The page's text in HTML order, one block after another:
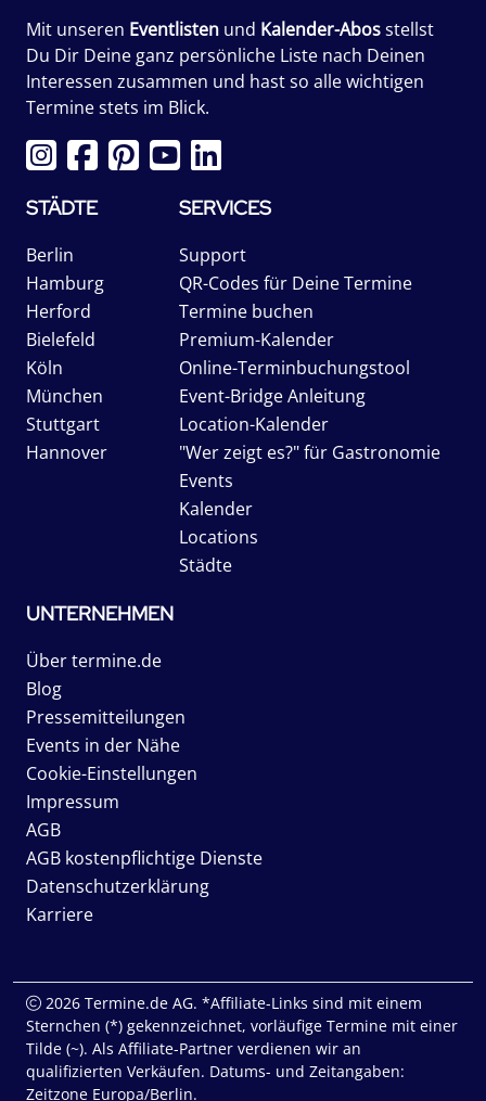
Mit unseren Eventlisten und Kalender-Abosstellst
Du Dir Deine ganz persönliche Liste nach Deinen
Interessen zusammen und hast so alle wichtigen
Termine stets im Blick.
STÄDTE
Berlin
Hamburg
Herford
Bielefeld
Köln
München
Stuttgart
Hannover
SERVICES
Support
QR-Codes für Deine Termine
Termine buchen
Premium-Kalender
Online-Terminbuchungstool
Event-Bridge Anleitung
Location-Kalender
"Wer zeigt es?" für Gastronomie
Events
Kalender
Locations
Städte
UNTERNEHMEN
Über termine.de
Blog
Pressemitteilungen
Events in der Nähe
Cookie-Einstellungen
Impressum
AGB
AGB kostenpflichtige Dienste
Datenschutzerklärung
Karriere
2026 Termine.de AG. *Affiliate-Links sind mit einem
Sternchen (*) gekennzeichnet, vorläufige Termine mit einer
Tilde (~). Als Affiliate-Partner verdienen wir an
qualifizierten Verkäufen. Datums- und Zeitangaben:
Zeitzone Europa/Berlin.